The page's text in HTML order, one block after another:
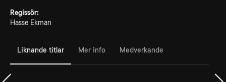
Regissör:
Hasse Ekman
Liknande titlar Mer info Medverkande